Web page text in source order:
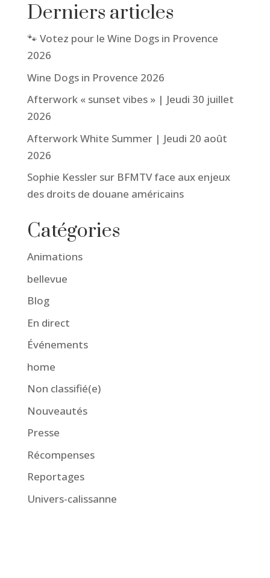
Derniers articles
🐾 Votez pour le Wine Dogs in Provence
2026
Wine Dogs in Provence 2026
Afterwork « sunset vibes » | Jeudi 30 juillet
2026
Afterwork White Summer | Jeudi 20 août
2026
Sophie Kessler sur BFMTV face aux enjeux
des droits de douane américains
Catégories
Animations
bellevue
Blog
En direct
Événements
home
Non classifié(e)
Nouveautés
Presse
Récompenses
Reportages
Univers-calissanne